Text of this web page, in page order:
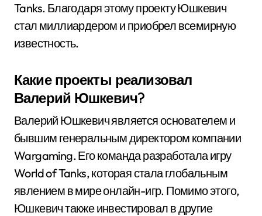
Tanks. Благодаря этому проекту Юшкевич
стал миллиардером и приобрел всемирную
известность.
Какие проекты реализовал
Валерий Юшкевич?
Валерий Юшкевич является основателем и
бывшим генеральным директором компании
Wargaming. Его команда разработала игру
World of Tanks, которая стала глобальным
явлением в мире онлайн-игр. Помимо этого,
Юшкевич также инвестировал в другие